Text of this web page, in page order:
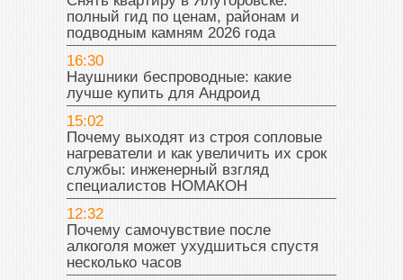
полный гид по ценам, районам и
подводным камням 2026 года
16:30
Наушники беспроводные: какие
лучше купить для Андроид
15:02
Почему выходят из строя сопловые
нагреватели и как увеличить их срок
службы: инженерный взгляд
специалистов НОМАКОН
12:32
Почему самочувствие после
алкоголя может ухудшиться спустя
несколько часов